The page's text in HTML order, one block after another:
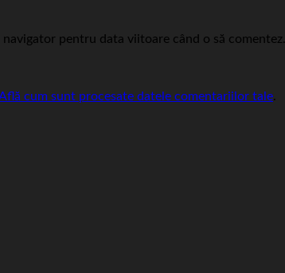
pentru data viitoare când o să comentez.
cum sunt procesate datele comentariilor tale.